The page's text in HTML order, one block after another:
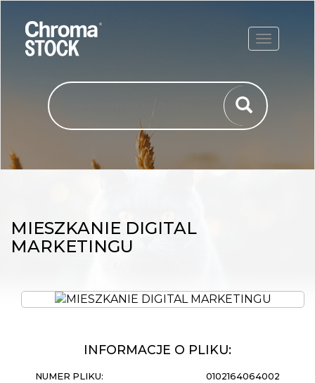
MIESZKANIE DIGITAL
MARKETINGU
INFORMACJE O PLIKU:
NUMER PLIKU:
0102164064002